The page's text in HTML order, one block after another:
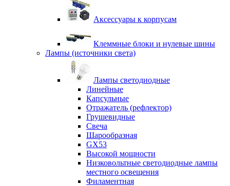
Аксессуары к корпусам
Клеммные блоки и нулевые шины
Лампы (источники света)
Лампы светодиодные
Линейные
Капсульные
Отражатель (рефлектор)
Грушевидные
Свеча
Шарообразная
GX53
Высокой мощности
Низковольтные светодиодные лампы
местного освещения
Филаментная